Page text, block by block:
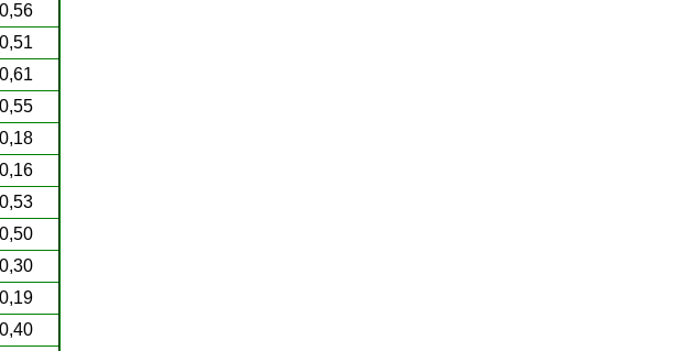
0,56
0,51
0,61
0,55
0,18
0,16
0,53
0,50
0,30
0,19
0,40